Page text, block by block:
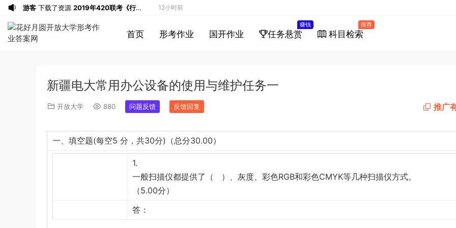
首页 形考作业 国开作业 任务悬赏
赚钱
科目检索
推荐
新疆电大常用办公设备的使用与维护任务一
开放大学 880 问题反馈 反馈回复 推广
一、填空题(每空5 分，共30分)（总分30.00）
1.
一般扫描仪都提供了（ ）、灰度、彩色RGB和彩色CMYK等几种扫描仪方式。
（5.00分）
答：
游客 下载了资源 2019年420联考《行
测》真题（河南县级以上）答案及解析
12小时前
游客下载了资源2013年广东公务员考试
《行测》三卷答案及解析
游客下载了资源
2015年黑龙江公务员考
14小时前
u*******加入了本站 9分钟前
iPhone 16 系列之字形
保护壳 – 可自定义按钮颜色 | 16、16
Plus、16 Pro、16 Pro Max
30分钟前
2017年422公务员联考
《行测》真题（福建卷）答案及解析 (1)
2小时前
下载了资源2013年广东公务员考试
《行测》三卷答案及解析
4小时前
下载了资源2019年浙江公务员考试
5小时前
2015年黑龙江公务员考
2020年1011新疆公务员
8小时前
2020年0822贵州公务
8小时前
坐立不安的僵尸钥匙扣
3d打印图纸下载了资源